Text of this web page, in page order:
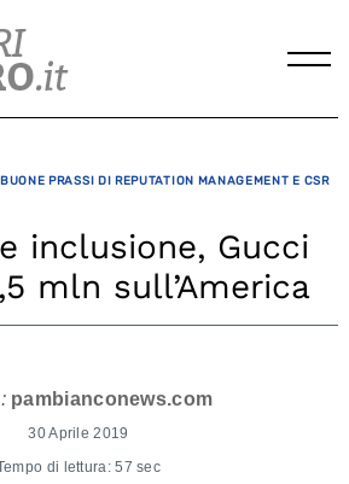
PRASSI DI REPUTATION MANAGEMENT E CSR
inclusione, Gucci
mln sull’America
pambianconews.com
30 Aprile 2019
di lettura: 57 sec